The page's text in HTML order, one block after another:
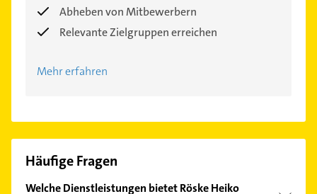
Abheben von Mitbewerbern
Relevante Zielgruppen erreichen
Mehr erfahren
Häufige Fragen
Welche Dienstleistungen bietet Röske Heiko